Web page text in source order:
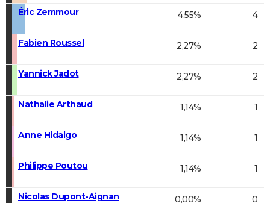
Éric Zemmour 4,55% 4
Fabien Roussel 2,27% 2
Yannick Jadot 2,27% 2
Nathalie Arthaud 1,14% 1
Anne Hidalgo 1,14% 1
Philippe Poutou 1,14% 1
Nicolas Dupont-Aignan 0,00% 0